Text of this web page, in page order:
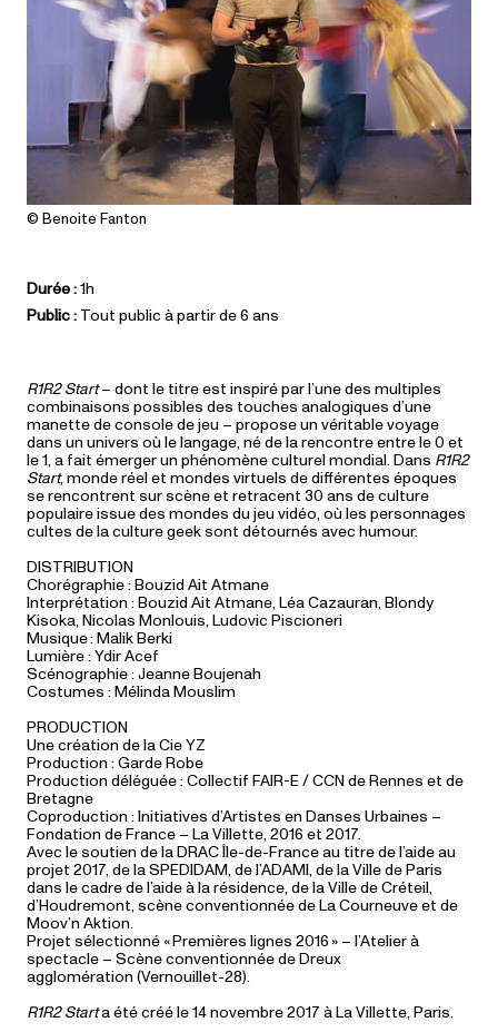
© Benoite Fanton
Durée :1h
Public : Tout public à partir de 6 ans
R1R2 Start– dont le titre est inspiré par l’une des multiples
combinaisons possibles des touches analogiques d’une
manette de console de jeu – propose un véritable voyage
dans un univers où le langage, né de la rencontre entre le 0 et
le 1, a fait émerger un phénomène culturel mondial. Dans R1R2
Start, monde réel et mondes virtuels de différentes époques
se rencontrent sur scène et retracent 30 ans de culture
populaire issue des mondes du jeu vidéo, où les personnages
cultes de la culture geek sont détournés avec humour.
DISTRIBUTION
Chorégraphie : Bouzid Ait Atmane
Interprétation : Bouzid Ait Atmane, Léa Cazauran, Blondy
Kisoka, Nicolas Monlouis, Ludovic Piscioneri
Musique : Malik Berki
Lumière : Ydir Acef
Scénographie : Jeanne Boujenah
Costumes : Mélinda Mouslim
PRODUCTION
Une création de la Cie YZ
Production : Garde Robe
Production déléguée : Collectif FAIR-E / CCN de Rennes et de
Bretagne
Coproduction : Initiatives d’Artistes en Danses Urbaines –
Fondation de France – La Villette, 2016 et 2017.
Avec le soutien de la DRAC Île-de-France au titre de l’aide au
projet 2017, de la SPEDIDAM, de l’ADAMI, de la Ville de Paris
dans le cadre de l’aide à la résidence, de la Ville de Créteil,
d’Houdremont, scène conventionnée de La Courneuve et de
Moov’n Aktion.
Projet sélectionné « Premières lignes 2016 » – l’Atelier à
spectacle – Scène conventionnée de Dreux
agglomération (Vernouillet-28).
R1R2 Starta été créé le 14 novembre 2017 à La Villette, Paris.